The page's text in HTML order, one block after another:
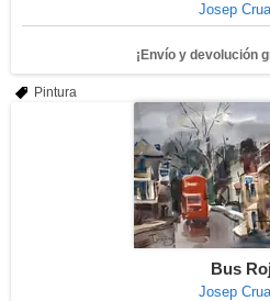
Josep
¡Envío y devolución
Pintura
Bus
Josep